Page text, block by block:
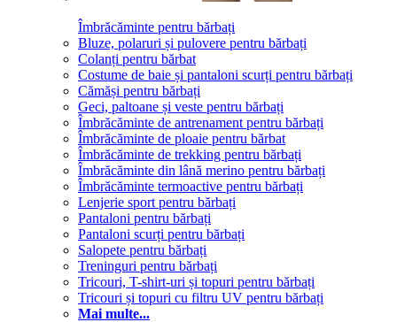
Îmbrăcăminte pentru bărbați
Bluze, polaruri și pulovere pentru bărbați
Colanți pentru bărbat
Costume de baie și pantaloni scurți pentru bărbați
Cămăși pentru bărbați
Geci, paltoane și veste pentru bărbați
Îmbrăcăminte de antrenament pentru bărbați
Îmbrăcăminte de ploaie pentru bărbat
Îmbrăcăminte de trekking pentru bărbați
Îmbrăcăminte din lână merino pentru bărbați
Îmbrăcăminte termoactive pentru bărbați
Lenjerie sport pentru bărbați
Pantaloni pentru bărbați
Pantaloni scurți pentru bărbați
Salopete pentru bărbați
Treninguri pentru bărbați
Tricouri, T-shirt-uri și topuri pentru bărbați
Tricouri și topuri cu filtru UV pentru bărbați
Mai multe...